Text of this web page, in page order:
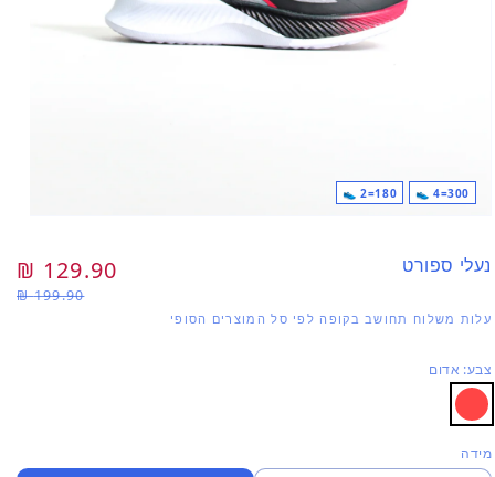
300=4 👟
180=2 👟
נעלי ספורט
מחיר
רגיל199.90 ₪
129.90 ₪
עלות משלוח תחושב בקופה לפי סל המוצרים הסופי
צבע: אדום
מידה